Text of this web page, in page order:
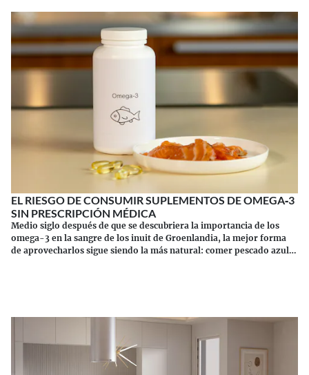
EL RIESGO DE CONSUMIR SUPLEMENTOS DE OMEGA‑3
SIN PRESCRIPCIÓN MÉDICA
Medio siglo después de que se descubriera la importancia de los
omega-3 en la sangre de los inuit de Groenlandia, la mejor forma
de aprovecharlos sigue siendo la más natural: comer pescado azul.